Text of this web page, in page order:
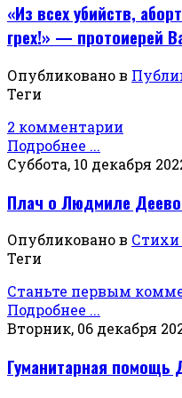
«Из всех убийств,
грех!» — протоиерей
Опубликовано в
Теги
2 комментарии
Подробнее ...
Суббота, 10 декабря
Плач о Людмиле
Опубликовано в Стихи
Теги
Станьте первым
Подробнее ...
Вторник, 06 декабря
Гуманитарная помощь